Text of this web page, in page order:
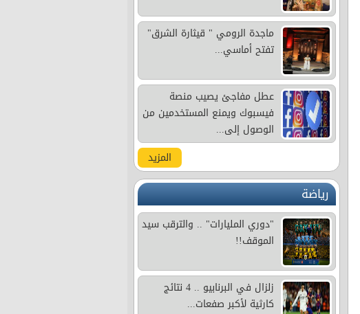
ماجدة الرومي " قيثارة الشرق"
تفتح أماسي...
عطل مفاجئ يصيب منصة
فيسبوك ويمنع المستخدمين من
الوصول إلى...
المزيد
رياضة
"دوري المليارات" .. والترقب سيد
الموقف!!
زلزال في البرنابيو .. 4 نتائج
كارثية لأكبر صفعات...